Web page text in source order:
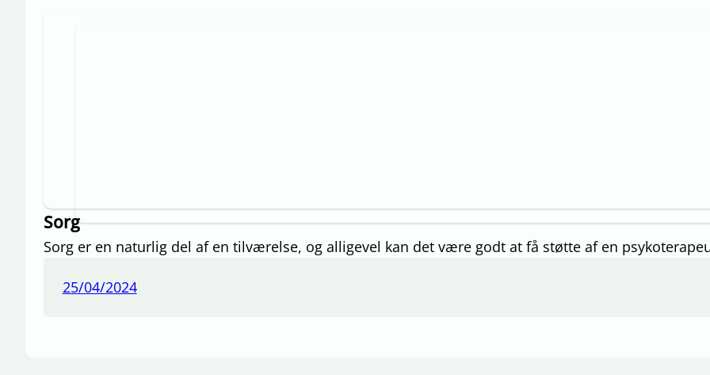
Sorg
Sorg er en naturlig del af en tilværelse, og alligevel kan det være godt at få støtte af en
25/04/2024